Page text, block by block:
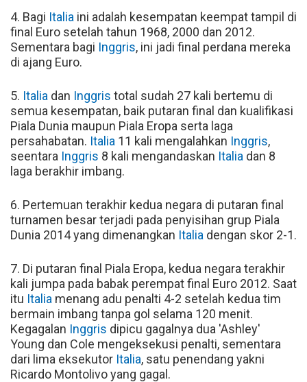
4. Bagi Italia ini adalah kesempatan keempat tampil di
final Euro setelah tahun 1968, 2000 dan 2012.
Sementara bagi Inggris, ini jadi final perdana mereka
di ajang Euro.
5. Italia dan Inggris total sudah 27 kali bertemu di
semua kesempatan, baik putaran final dan kualifikasi
Piala Dunia maupun Piala Eropa serta laga
persahabatan. Italia 11 kali mengalahkan Inggris,
seentara Inggris 8 kali mengandaskan Italia dan 8
laga berakhir imbang.
6. Pertemuan terakhir kedua negara di putaran final
turnamen besar terjadi pada penyisihan grup Piala
Dunia 2014 yang dimenangkan Italia dengan skor 2-1.
7. Di putaran final Piala Eropa, kedua negara terakhir
kali jumpa pada babak perempat final Euro 2012. Saat
itu Italia menang adu penalti 4-2 setelah kedua tim
bermain imbang tanpa gol selama 120 menit.
Kegagalan Inggris dipicu gagalnya dua 'Ashley'
Young dan Cole mengeksekusi penalti, sementara
dari lima eksekutor Italia, satu penendang yakni
Ricardo Montolivo yang gagal.